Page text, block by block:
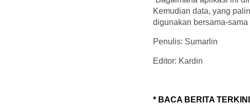
Kemudian data, yang
digunakan bersama-
Penulis: Sumarlin
Editor: Kardin
* BACA BERITA